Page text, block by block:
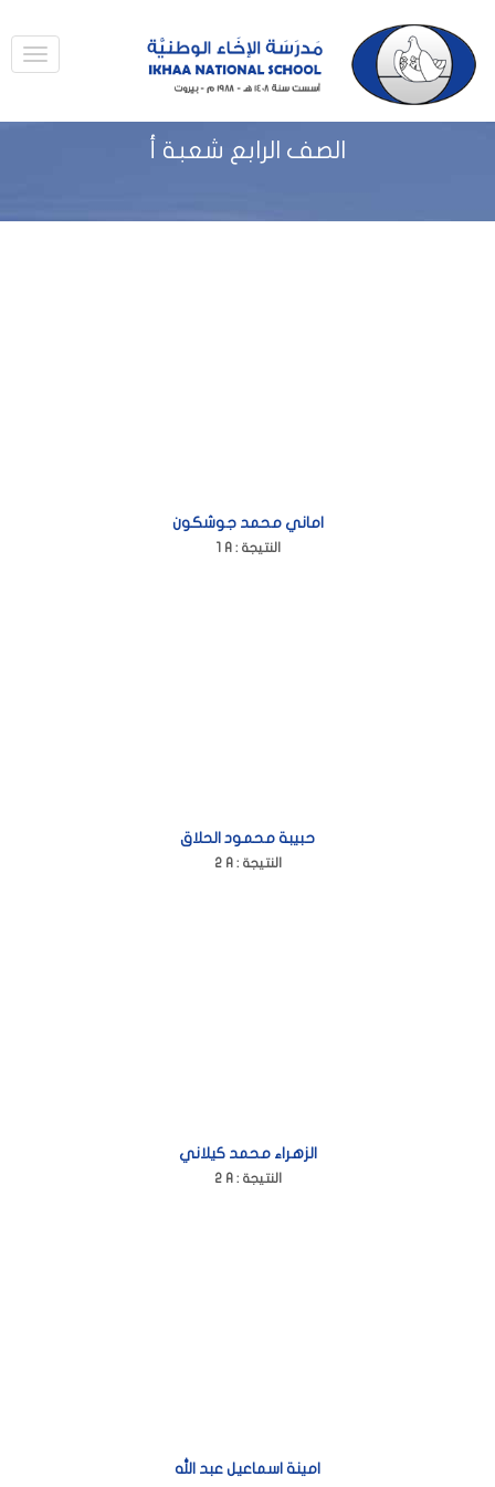
الصف الرابع شعبة أ
اماني محمد جوشكون
1 A : النتيجة
حبيبة محمود الحلاق
2 A : النتيجة
الزهراء محمد كيلاني
2 A : النتيجة
امينة اسماعيل عبد الله